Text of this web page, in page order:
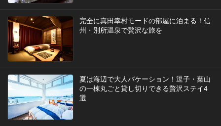
完全に真田幸村モードの部屋に泊まる！信
州・別所温泉で贅沢な旅を
夏は海辺で大人バケーション！逗子・葉山
の一棟丸ごと貸し切りできる贅沢ステイ4
選